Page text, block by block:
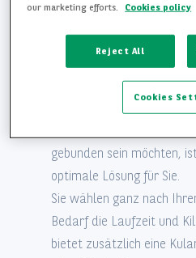
Faires Leasing ohne
bietet Ihnen
Angebote. Sie zahlen mit
monatlichen Leasingrate
Nutzung des Fahrzeuges.
gebunden sein möchten,
optimale Lösung für Sie.
Sie wählen ganz nach
Bedarf die Laufzeit und
bietet zusätzlich eine
our marketing efforts.
Cookies policy
Reject All
Cookies